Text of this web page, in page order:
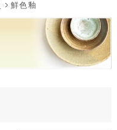
鮮色釉